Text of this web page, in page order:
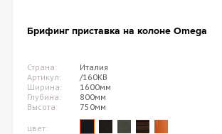
Брифинг приставка на колоне Omega
Страна:
Италия
Артикул:
/160KB
Ширина:
1600мм
Глубина:
800мм
Высота:
750мм
цвет: